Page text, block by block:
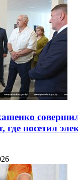
где посетил